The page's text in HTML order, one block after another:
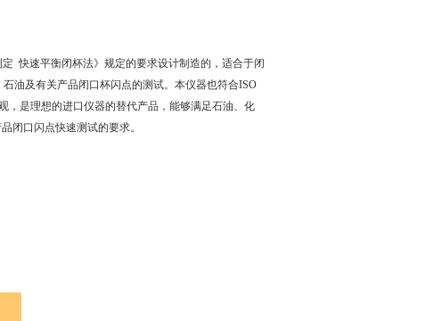
快速平衡闭杯法》规定的要求设计制造的，适合于闭
油及有关产品闭口杯闪点的测试。本仪器也符合ISO
，是理想的进口仪器的替代产品，能够满足石油、化
闭口闪点快速测试的要求。